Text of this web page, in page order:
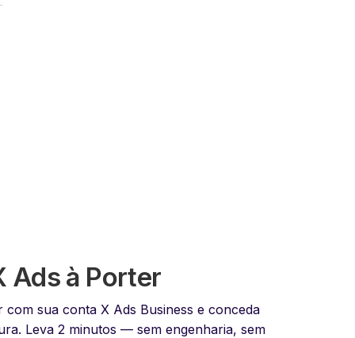
Ads à Porter
com sua conta X Ads Business e conceda
Leva 2 minutos — sem engenharia, sem